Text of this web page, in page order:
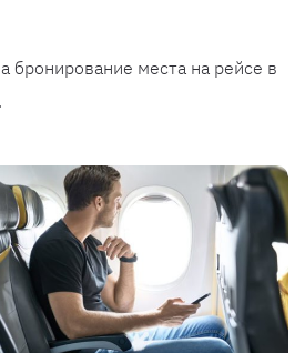
бронирование места на рейсе в